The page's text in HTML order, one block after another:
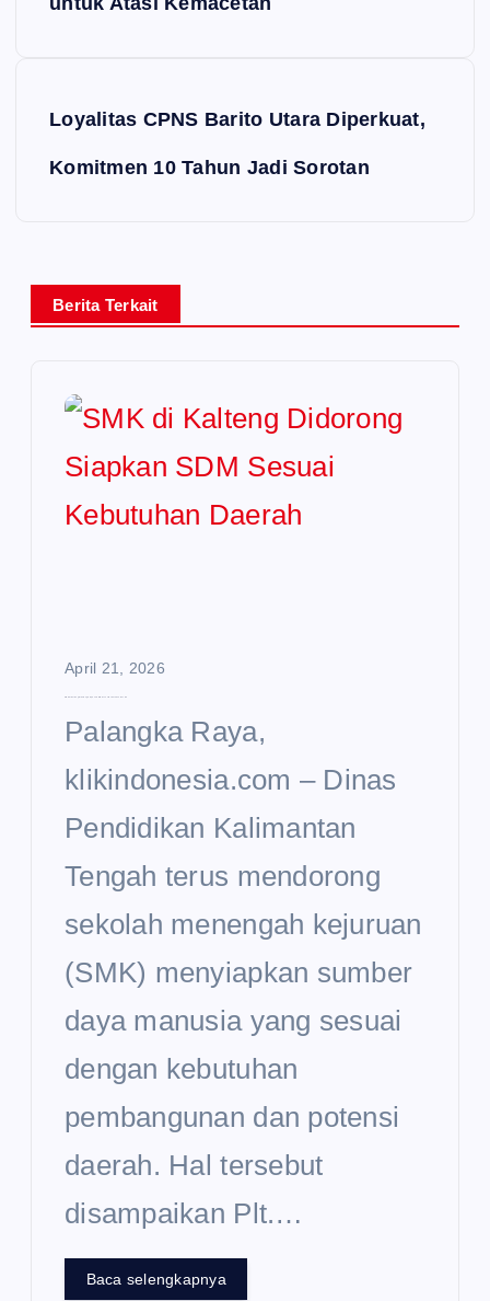
Loyalitas CPNS Barito Utara Diperkuat,
Komitmen 10 Tahun Jadi Sorotan
Berita Terkait
April 21, 2026
Palangka Raya,
klikindonesia.com – Dinas
Pendidikan Kalimantan
Tengah terus mendorong
sekolah menengah kejuruan
(SMK) menyiapkan sumber
daya manusia yang sesuai
dengan kebutuhan
pembangunan dan potensi
daerah. Hal tersebut
disampaikan Plt.…
Baca selengkapnya